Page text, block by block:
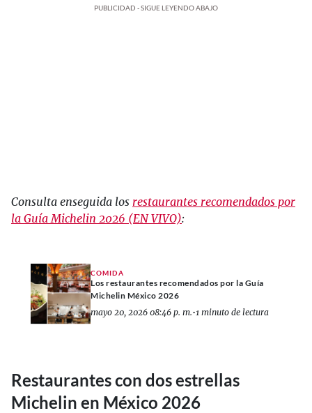
PUBLICIDAD - SIGUE LEYENDO ABAJO
Consulta enseguida los restaurantes recomendados por
la Guía Michelin 2026 (EN VIVO):
COMIDA
Los restaurantes recomendados por la Guía
Michelin México 2026
mayo 20, 2026 08:46 p. m.•1 minuto de lectura
Restaurantes con dos estrellas
Michelin en México 2026